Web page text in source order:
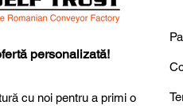
personalizată!
cu noi pentru a primi o